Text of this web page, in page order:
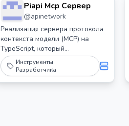
Piapi Mcp Сервер
@apinetwork
Реализация сервера протокола
контекста модели (MCP) на
TypeScript, который
интегрируется с API PiAPI. PiAPI
позволяет пользователям
генерировать медиа-контент с
Инструменты
Разработчика